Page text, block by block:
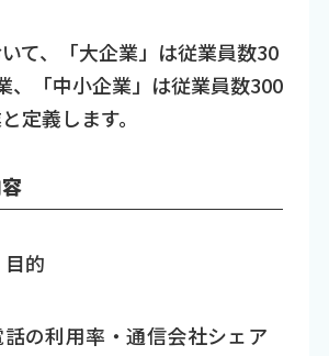
て、「大企業」は従業員数30
、「中小企業」は従業員数300
定義します。
的
の利用率・通信会社シェア